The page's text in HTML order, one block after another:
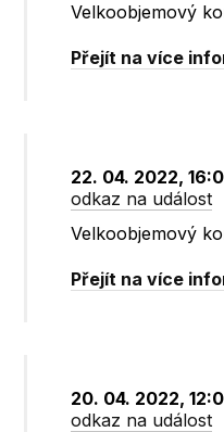
Velkoobjemový
Přejít na více
22. 04. 2022,
odkaz na událost
Velkoobjemový
Přejít na více
20. 04. 2022,
odkaz na událost